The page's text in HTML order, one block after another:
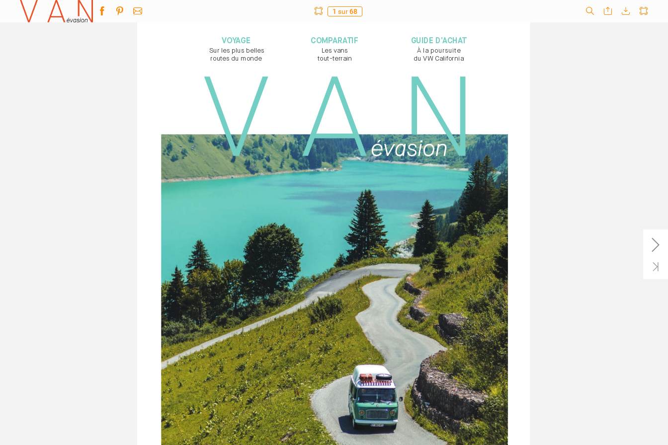
1 sur 68
VOYAG E
Sur les plus belles
routes du monde
GUIDE D’ACHAT
À la poursuite
du VW California
COMPARATIF
Les vans
tout-terrain